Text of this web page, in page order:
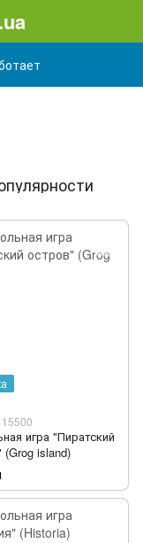
15500
игра "Пиратский
island)